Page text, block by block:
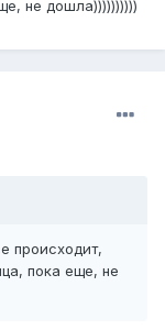
не дошла))))))))))
происходит,
пока еще, не